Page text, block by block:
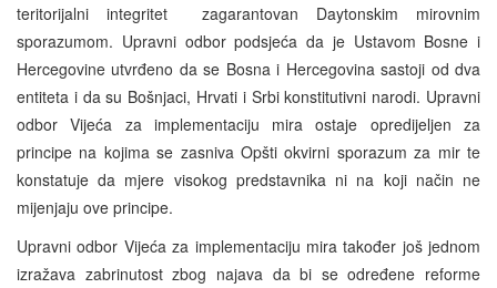
teritorijalni integritet zagarantovan Daytonskim mirovnim
sporazumom. Upravni odbor podsjeća da je Ustavom Bosne i
Hercegovine utvrđeno da se Bosna i Hercegovina sastoji od dva
entiteta i da su Bošnjaci, Hrvati i Srbi konstitutivni narodi. Upravni
odbor Vijeća za implementaciju mira ostaje opredijeljen za
principe na kojima se zasniva Opšti okvirni sporazum za mir te
konstatuje da mjere visokog predstavnika ni na koji način ne
mijenjaju ove principe.
Upravni odbor Vijeća za implementaciju mira također još jednom
izražava zabrinutost zbog najava da bi se određene reforme